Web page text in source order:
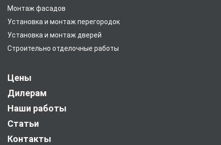
Монтаж фасадов
Установка и монтаж перегородок
Установка и монтаж дверей
Строительно отделочные работы
Цены
Дилерам
Наши работы
Статьи
Контакты